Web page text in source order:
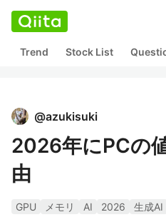
Trend Stock List
@azukisuki
2026年にPCの
由
GPU メモリ AI 2026
生成AI